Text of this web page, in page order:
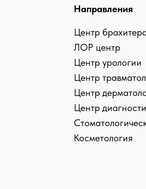
Направления
Центр
ЛОР центр
Центр урологии
Центр
Центр
Центр
Косметология
› › Предупреждение об